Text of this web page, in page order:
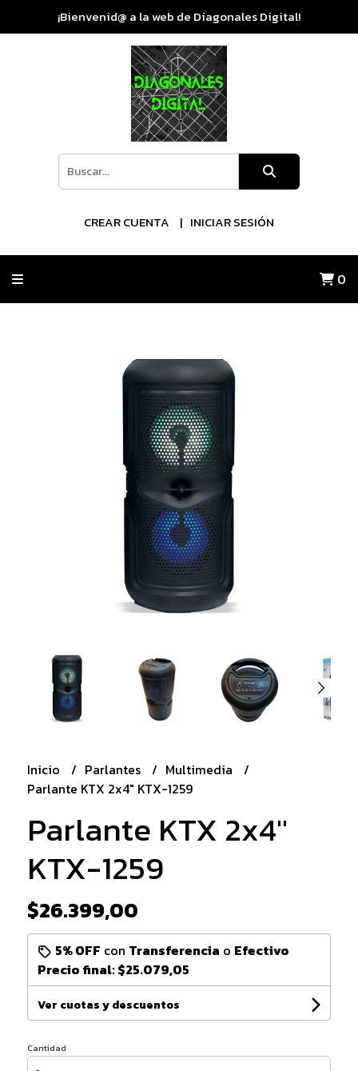
¡Bienvenid@ a la web de Diagonales Digital!
CREAR CUENTA INICIAR SESIÓN
0
Inicio Parlantes
Multimedia
Parlante KTX 2x4" KTX-1259
Parlante KTX 2x4"
KTX-1259
$26.399,00
5% OFF con Transferencia o Efectivo
Precio final:$25.079,05
Ver cuotas y descuentos
Cantidad